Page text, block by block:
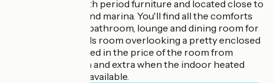
fully renovated with period furniture and located close to
the town centre and marina. You'll find all the comforts
you need: private bathroom, lounge and dining room for
breakfasts, billiards room overlooking a pretty enclosed
garden, spa included in the price of the room from
October to March and extra when the indoor heated
swimming pool is available.